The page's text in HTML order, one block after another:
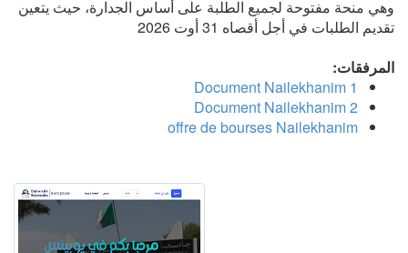
وهي منحة مفتوحة لجميع الطلبة على أساس الجدارة، حيث يتعين
تقديم الطلبات في أجل أقصاه 31 أوت 2026
المرفقات:
Document Nailekhanim 1
Document Nailekhanim 2
offre de bourses Nailekhanim